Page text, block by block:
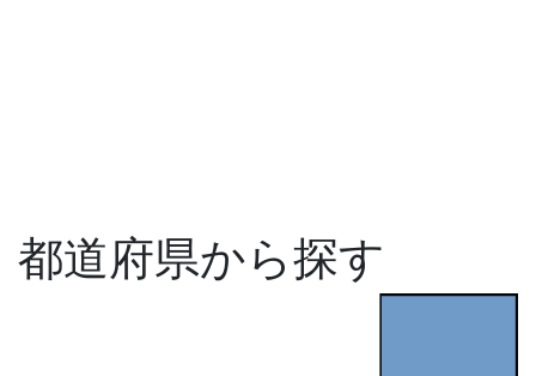
都道府県から探す